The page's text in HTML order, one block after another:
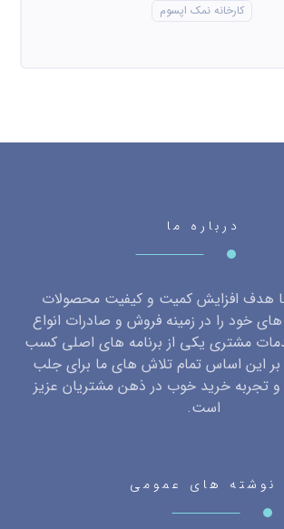
کارخانه نمک اپسوم
درباره ما
هدف افزایش کمیت و کیفیت محصولات
خود را در زمینه فروش و صادرات انواع
مشتری یکی از برنامه های اصلی کسب
این اساس تمام تلاش های ما برای جلب
تجربه خرید خوب در ذهن مشتریان عزیز
است.
نوشته های عمومی